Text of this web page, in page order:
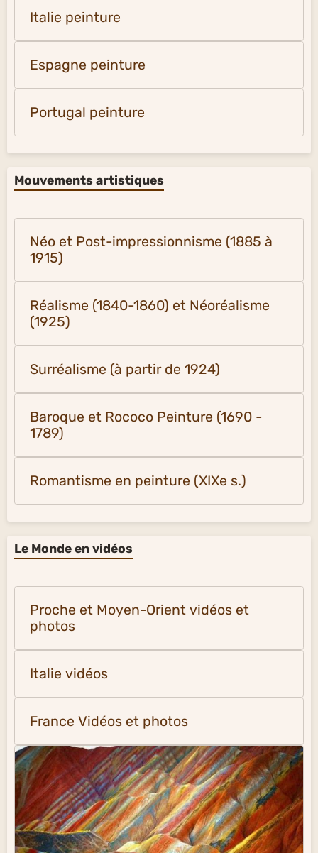
Italie peinture
Espagne peinture
Portugal peinture
Mouvements artistiques
Néo et Post-impressionnisme (1885 à
1915)
Réalisme (1840-1860) et Néoréalisme
(1925)
Surréalisme (à partir de 1924)
Baroque et Rococo Peinture (1690 -
1789)
Romantisme en peinture (XIXe s.)
Le Monde en vidéos
Proche et Moyen-Orient vidéos et
photos
Italie vidéos
France Vidéos et photos